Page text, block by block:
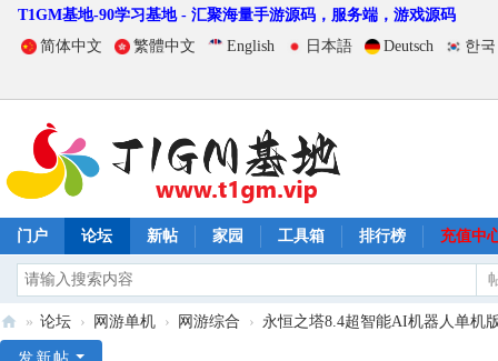
T1GM基地-90学习基地 - 汇聚海量手游源码，服务端，游戏源码
简体中文
繁體中文 English 日本語 Deutsch 한
门户 论坛 新帖 家园 工具箱 排行榜 充值中
» 论坛 › 网游单机 › 网游综合 › 永恒之塔8.4超智能AI机器人单机